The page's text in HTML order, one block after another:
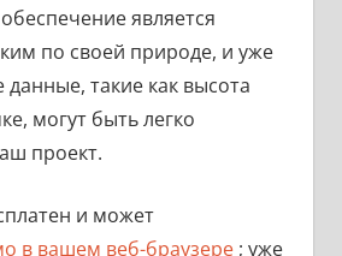
является
по своей природе, и уже
такие как высота
могут быть легко
проект.
и может
в вашем веб-браузере; уже